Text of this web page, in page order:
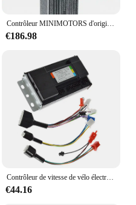
Contrôleur MINIMOTORS d'origine pour scooter électrique Dualtron, accessoires 2 en 1, Tor fraîchement Plus, DT, 60V, 32A
€186.98
Contrôleur de vitesse de vélo électrique, moteur intelligent divisé à onde sinusoïdale, 48V, 60V, 72V, 50A, 1500W
€44.16